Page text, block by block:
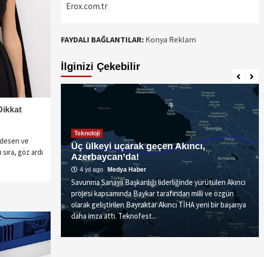
ve
göz ardı
Erox.com.tr
FAYDALI BAĞLANTILAR: Konya Reklam
İlginizi Çekebilir
Teknoloji
Üç ülkeyi uçarak geçen Akıncı,
Azerbaycan’da!
4 yıl ago Medya Haber
Savunma Sanayii Başkanlığı liderliğinde yürütülen Akıncı
projesi kapsamında Baykar tarafından milli ve özgün
olarak geliştirilen Bayraktar Akıncı TİHA yeni bir başarıya
daha imza attı. Teknofest...